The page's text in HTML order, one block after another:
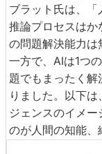
ブラット氏は、
推論プロセスはか
の問題解決能力は
一方で、AIは1つ
題でもまったく
りました。以下
ジェンスのイメ
のが人間の知能、